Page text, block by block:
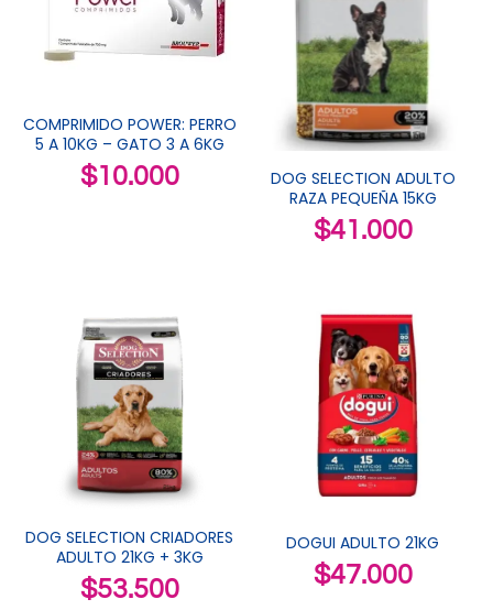
COMPRIMIDO POWER: PERRO
5 A 10KG – GATO 3 A 6KG
$10.000
DOG SELECTION ADULTO
RAZA PEQUEÑA 15KG
$41.000
DOG SELECTION CRIADORES
ADULTO 21KG + 3KG
$53.500
DOGUI ADULTO 21KG
$47.000